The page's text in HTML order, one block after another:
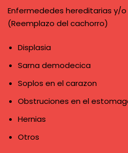
Enfermededes hereditarias y/
(Reemplazo del cachorro)
Displasia
Sarna demodecica
Soplos en el carazon
Obstruciones en el
Hernias
Otros